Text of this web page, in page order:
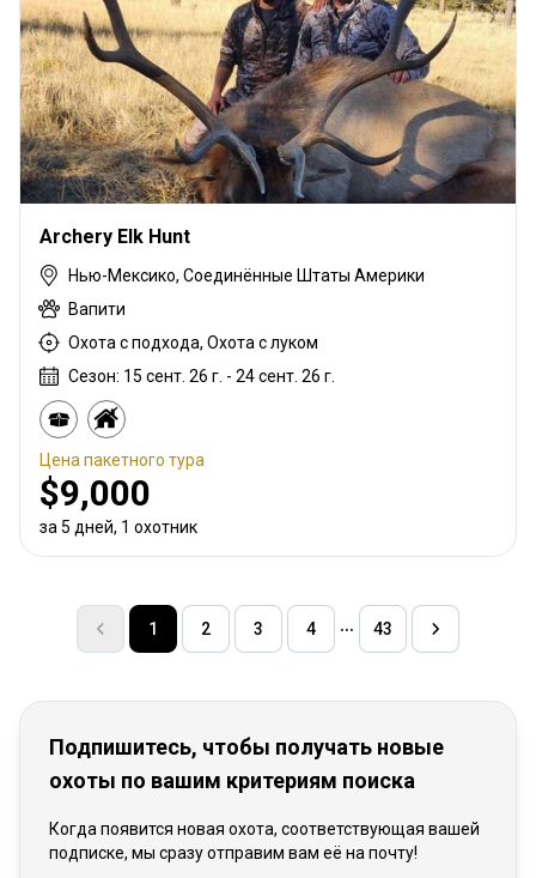
Archery Elk Hunt
Нью-Мексико, Соединённые Штаты Америки
Вапити
Охота с подхода, Охота с луком
Сезон: 15 сент. 26 г. - 24 сент. 26 г.
Цена пакетного тура
$9,000
за 5 дней, 1 охотник
1 2 3 4 43
Подпишитесь, чтобы получать новые
охоты по вашим критериям поиска
Когда появится новая охота, соответствующая вашей
подписке, мы сразу отправим вам её на почту!